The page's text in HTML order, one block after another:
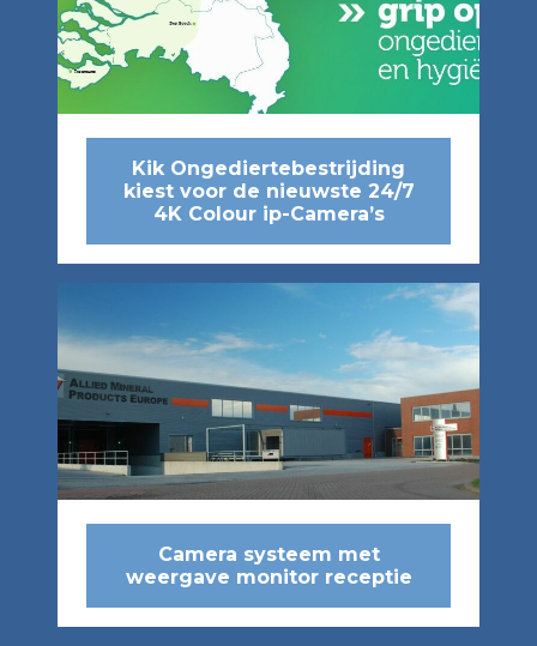
Kik Ongediertebestrijding
kiest voor de nieuwste 24/7
4K Colour ip-Camera’s
Camera systeem met
weergave monitor receptie